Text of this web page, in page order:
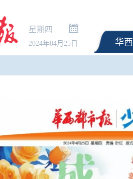
星期四
2024年04月25日 华
直播带货以次充好、拒
算诈骗吗？